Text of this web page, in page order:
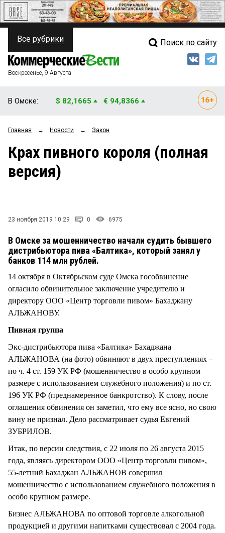
ПОЛИТИКА
ФИНАНСЫ
ОБЩЕСТВО
ЗАКОН
НОВОСТИ КОМПАНИЙ
СТИЛЬ ЖИЗНИ
Свежий выпуск
Рейтинги
Все рубрики Поиск по сайту
Воскресенье, 9 Августа
В Омске: $ 82,1665 € 94,8366
Главная → Новости → Закон
Крах пивного короля (полная
версия)
23 ноября 2019 10:29 0 6975
В Омске за мошенничество начали судить бывшего
дистрибьютора пива «Балтика», который занял у
банков 114 млн рублей.
14 октября в Октябрьском суде Омска гособвинение
огласило обвинительное заключение учредителю и
директору ООО «Центр торговли пивом» Бахаджану
АЛЬЖАНОВУ.
Пивная группа
Экс-дистрибьютора пива «Балтика» Бахаджана
АЛЬЖАНОВА (на фото) обвиняют в двух преступлениях –
по ч. 4 ст. 159 УК РФ (мошенничество в особо крупном
размере с использованием служебного положения) и по ст.
196 УК РФ (преднамеренное банкротство). К слову, после
оглашения обвинения он заметил, что ему все ясно, но свою
вину не признал. Дело рассматривает судья Евгений
ЗУБРИЛОВ.
Итак, по версии следствия, с 22 июля по 26 августа 2015
года, являясь директором ООО «Центр торговли пивом»,
55-летний Бахаджан АЛЬЖАНОВ совершил
мошенничество с использованием служебного положения в
особо крупном размере.
Бизнес АЛЬЖАНОВА по оптовой торговле алкогольной
продукцией и другими напитками существовал с 2004 года.